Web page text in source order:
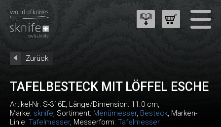
Zurück
TAFELBESTECK MIT LÖFFEL ESCHE
Artikel-Nr: S-316E, Länge/Dimension: 11.0 cm,
Marke: sknife, Sortiment: Menümesser, Besteck, Marken-
Linie: Tafelmesser, Messerform: Tafelmesser